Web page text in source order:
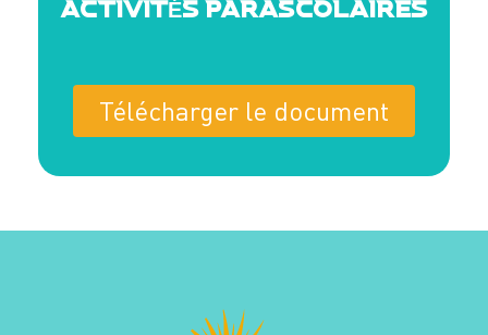
ACTIVITÉS PARASCOLAIRES
Télécharger le document